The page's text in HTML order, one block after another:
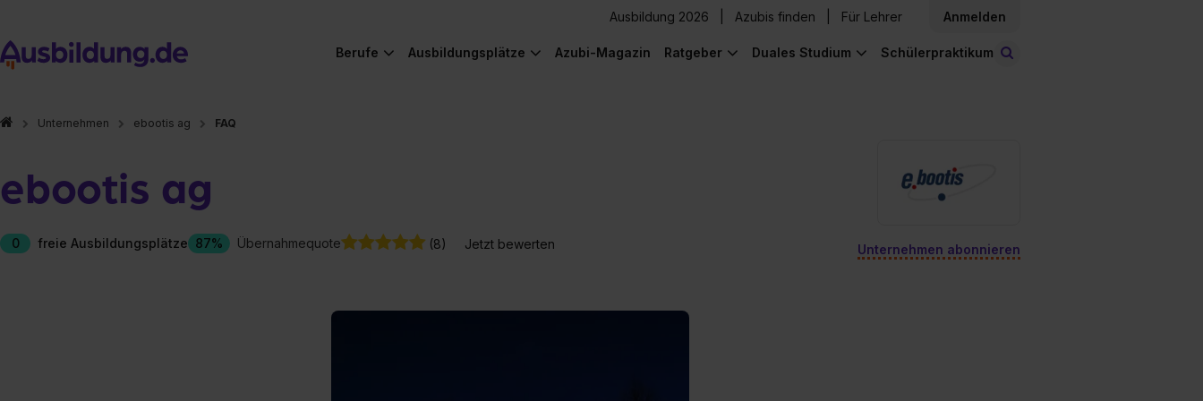
Ausbildung 2026 Azubis finden Für Lehrer Anmelden
Berufe Ausbildungsplätze Azubi-Magazin Ratgeber Duales Studium Schülerpraktikum
Unternehmen ebootis ag FAQ
ebootis ag
0 freie Ausbildungsplätze 87% Übernahmequote (8) Jetzt bewerten Unternehmen abonnieren